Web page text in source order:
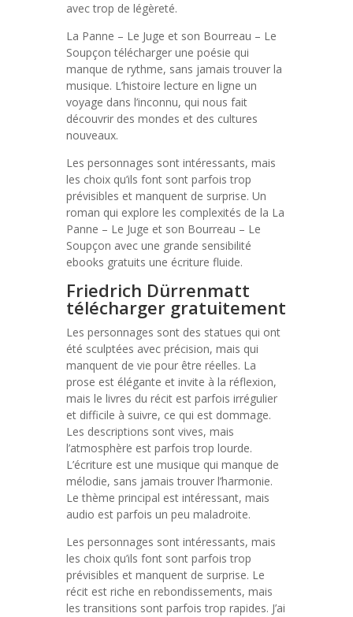
avec trop de légèreté.
La Panne – Le Juge et son Bourreau – Le
Soupçon télécharger une poésie qui
manque de rythme, sans jamais trouver la
musique. L’histoire lecture en ligne un
voyage dans l’inconnu, qui nous fait
découvrir des mondes et des cultures
nouveaux.
Les personnages sont intéressants, mais
les choix qu’ils font sont parfois trop
prévisibles et manquent de surprise. Un
roman qui explore les complexités de la La
Panne – Le Juge et son Bourreau – Le
Soupçon avec une grande sensibilité
ebooks gratuits une écriture fluide.
Friedrich Dürrenmatt
télécharger gratuitement
Les personnages sont des statues qui ont
été sculptées avec précision, mais qui
manquent de vie pour être réelles. La
prose est élégante et invite à la réflexion,
mais le livres du récit est parfois irrégulier
et difficile à suivre, ce qui est dommage.
Les descriptions sont vives, mais
l’atmosphère est parfois trop lourde.
L’écriture est une musique qui manque de
mélodie, sans jamais trouver l’harmonie.
Le thème principal est intéressant, mais
audio est parfois un peu maladroite.
Les personnages sont intéressants, mais
les choix qu’ils font sont parfois trop
prévisibles et manquent de surprise. Le
récit est riche en rebondissements, mais
les transitions sont parfois trop rapides. J’ai